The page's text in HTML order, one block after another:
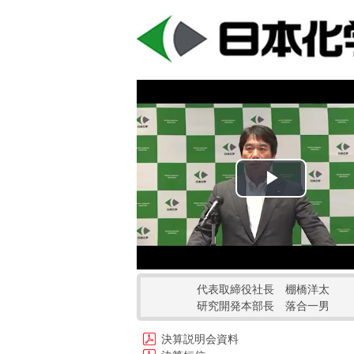
Play
Video
代表取締役社長 棚橋洋太
研究開発本部長 落合一男
決算説明会資料